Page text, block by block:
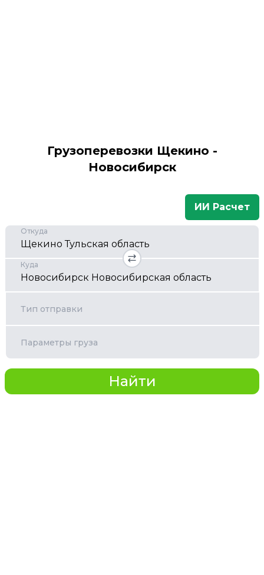
Грузоперевозки Щекино -
Новосибирск
ИИ Расчет
Откуда
Куда
Тип отправки
Параметры груза
Найти